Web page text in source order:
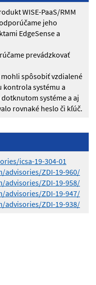
WISE-PaaS/RMM
jeho
EdgeSense a
prevádzkovať
spôsobiť vzdialené
systému a
systéme a aj
rovnaké heslo či kľúč.
icsa-19-304-01
advisories/ZDI-19-960/
advisories/ZDI-19-958/
advisories/ZDI-19-947/
advisories/ZDI-19-938/